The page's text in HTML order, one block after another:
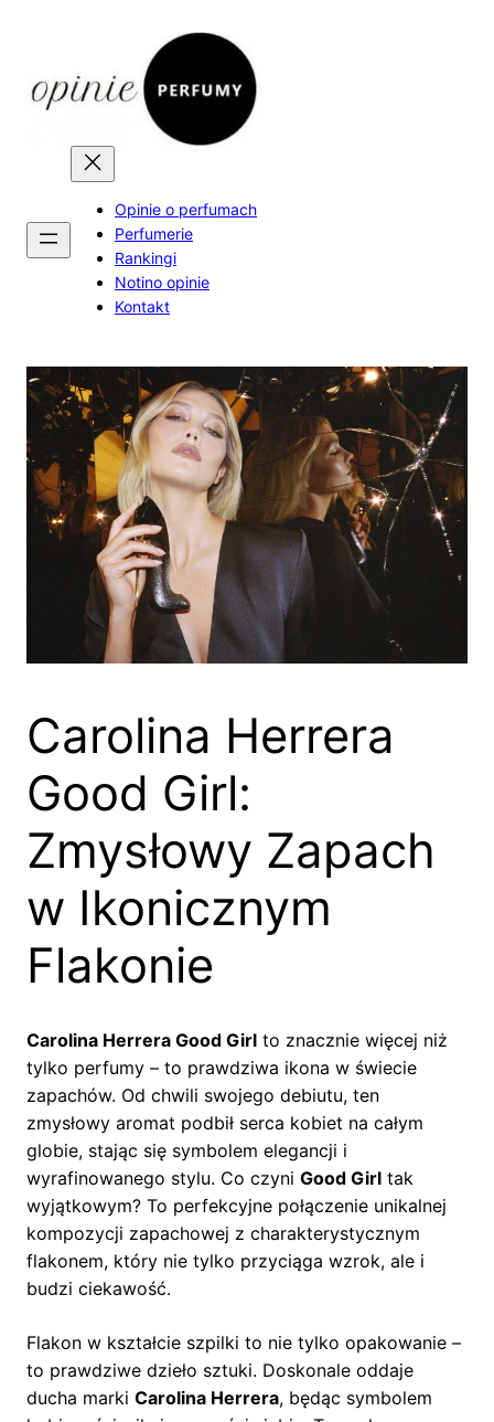
Opinie o perfumach
Perfumerie
Rankingi
Notino opinie
Kontakt
Carolina Herrera
Good Girl:
Zmysłowy Zapach
w Ikonicznym
Flakonie
Carolina Herrera Good Girl to znacznie więcej niż
tylko perfumy – to prawdziwa ikona w świecie
zapachów. Od chwili swojego debiutu, ten
zmysłowy aromat podbił serca kobiet na całym
globie, stając się symbolem elegancji i
wyrafinowanego stylu. Co czyni Good Girl tak
wyjątkowym? To perfekcyjne połączenie unikalnej
kompozycji zapachowej z charakterystycznym
flakonem, który nie tylko przyciąga wzrok, ale i
budzi ciekawość.
Flakon w kształcie szpilki to nie tylko opakowanie –
to prawdziwe dzieło sztuki. Doskonale oddaje
ducha marki Carolina Herrera, będąc symbolem